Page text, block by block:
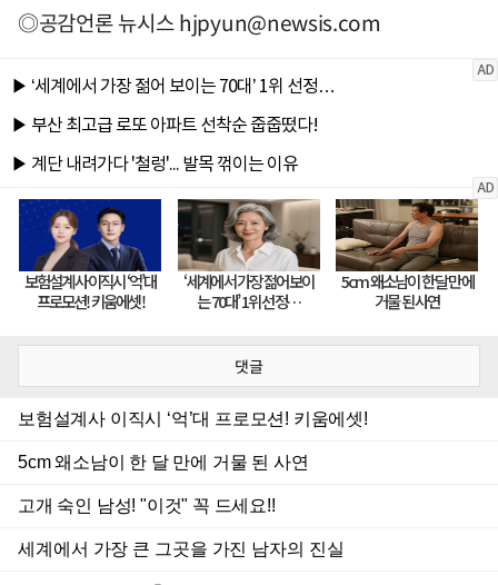
◎공감언론 뉴시스hjpyun@newsis.com
댓글